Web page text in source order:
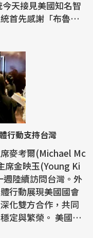
首先感謝「布魯金
行動支持台灣
麥考爾(Michael Mc
席金映玉(Young Ki
陸續訪問台灣。外
行動展現美國國會
化雙方合作，共同
繁榮。 美國聯